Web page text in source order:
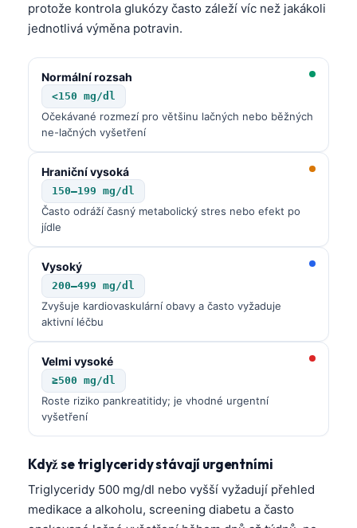
protože kontrola glukózy často záleží víc než jakákoli
jednotlivá výměna potravin.
Normální rozsah
<150 mg/dl
Očekávané rozmezí pro většinu lačných nebo běžných
ne-lačných vyšetření
Hraniční vysoká
150–199 mg/dl
Často odráží časný metabolický stres nebo efekt po
jídle
Vysoký
200–499 mg/dl
Zvyšuje kardiovaskulární obavy a často vyžaduje
aktivní léčbu
Velmi vysoké
≥500 mg/dl
Roste riziko pankreatitidy; je vhodné urgentní
vyšetření
Když se triglyceridy stávají urgentními
Triglyceridy 500 mg/dl nebo vyšší vyžadují přehled
medikace a alkoholu, screening diabetu a často